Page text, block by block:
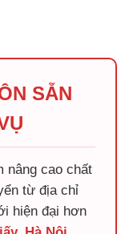
SẴN
nâng cao chất
từ địa chỉ
hiện đại hơn